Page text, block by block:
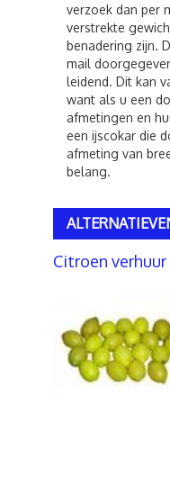
verzoek dan per
verstrekte
benadering zijn.
mail
leidend. Dit kan
want als u een
afmetingen en
een ijscokar die
afmeting van
belang.
Citroen